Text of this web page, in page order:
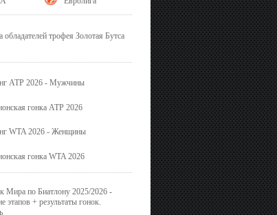
обладателей трофея Золотая Бутса
ATP 2026 - Мужчины
гонка ATP 2026
WTA 2026 - Женщины
гонка WTA 2026
Мира по Биатлону 2025/2026 -
этапов + результаты гонок.